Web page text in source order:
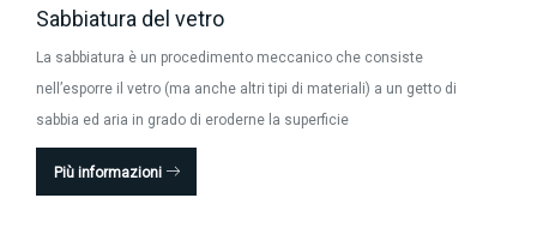
Sabbiatura del vetro
La sabbiatura è un procedimento meccanico che consiste
nell’esporre il vetro (ma anche altri tipi di materiali) a un getto di
sabbia ed aria in grado di eroderne la superficie
Più informazioni